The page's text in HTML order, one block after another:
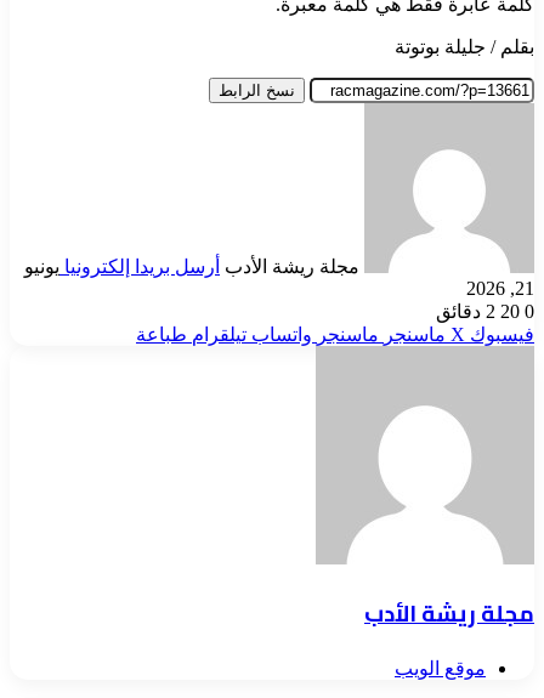
بقلم / جليلة بوتوتة
نسخ الرابط
مجلة ريشة الأدب أرسل بريدا إلكترونيا يونيو
21, 2026
0
2 دقائق
فيسبوك ‫X ماسنجر ماسنجر واتساب تيلقرام طباعة
مجلة ريشة الأدب
موقع الويب